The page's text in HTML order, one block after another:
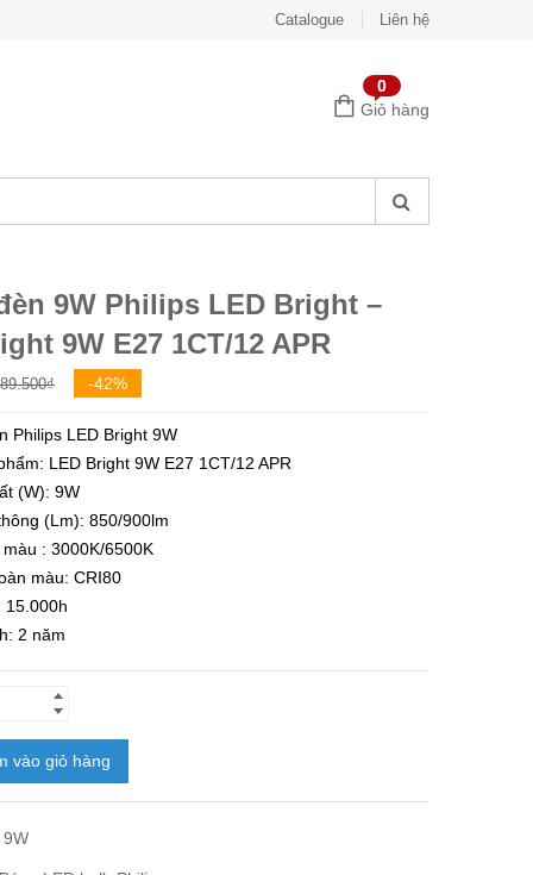
Catalogue Liên hệ
0
Giỏ hàng
9W Philips LED Bright –
9W E27 1CT/12 APR
89.500₫Giá
là:
89.500₫.
Giá
tại
là:
52.000₫.
-42%
Philips LED Bright 9W
LED Bright 9W E27 1CT/12 APR
(W): 9W
(Lm): 850/900lm
: 3000K/6500K
màu: CRI80
15.000h
2 năm
vào giỏ hàng
9W